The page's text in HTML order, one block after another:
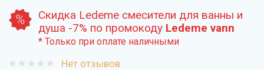
Скидка Ledeme смесители для ванны и
душа -7% по промокоду Ledeme vann
* Только при оплате наличными
Нет отзывов